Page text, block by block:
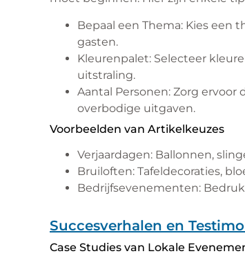
Bepaal een Thema: Kies een
gasten.
Kleurenpalet: Selecteer
uitstraling.
Aantal Personen: Zorg
overbodige uitgaven.
Voorbeelden van Artikelkeuzes
Verjaardagen: Ballonnen,
Bruiloften: Tafeldecoraties,
Bedrijfsevenementen:
Succesverhalen en
Case Studies van Lokale